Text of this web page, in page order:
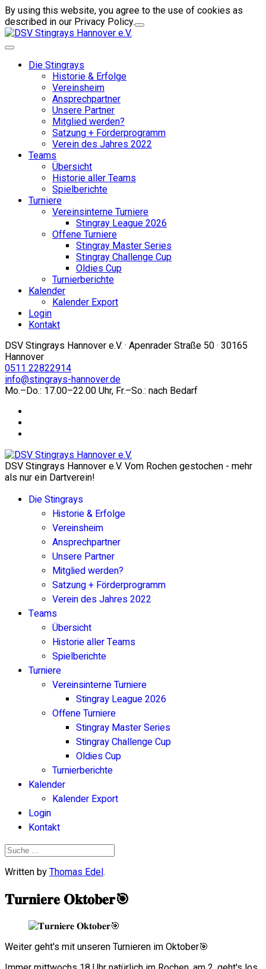
By using this website, you agree to the use of cookies as
described in our Privacy Policy.
Die Stingrays
Historie & Erfolge
Vereinsheim
Ansprechpartner
Unsere Partner
Mitglied werden?
Satzung + Förderprogramm
Verein des Jahres 2022
Teams
Übersicht
Historie aller Teams
Spielberichte
Turniere
Vereinsinterne Turniere
Stingray League 2026
Offene Turniere
Stingray Master Series
Stingray Challenge Cup
Oldies Cup
Turnierberichte
Kalender
Kalender Export
Login
Kontakt
DSV Stingrays Hannover e.V. · Apenrader Straße 50 · 30165
Hannover
0511 22822914
info@stingrays-hannover.de
Mo.–Do.: 17.00–22.00 Uhr, Fr.–So.: nach Bedarf
DSV Stingrays Hannover e.V. Vom Rochen gestochen - mehr
als nur ein Dartverein!
Die Stingrays
Historie & Erfolge
Vereinsheim
Ansprechpartner
Unsere Partner
Mitglied werden?
Satzung + Förderprogramm
Verein des Jahres 2022
Teams
Übersicht
Historie aller Teams
Spielberichte
Turniere
Vereinsinterne Turniere
Stingray League 2026
Offene Turniere
Stingray Master Series
Stingray Challenge Cup
Oldies Cup
Turnierberichte
Kalender
Kalender Export
Login
Kontakt
Written by Thomas Edel.
𝐓𝐮𝐫𝐧𝐢𝐞𝐫𝐞 𝐎𝐤𝐭𝐨𝐛𝐞𝐫🎯
Weiter geht's mit unseren Turnieren im Oktober🎯